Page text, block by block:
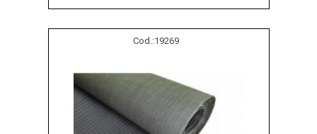
Cod.:19269